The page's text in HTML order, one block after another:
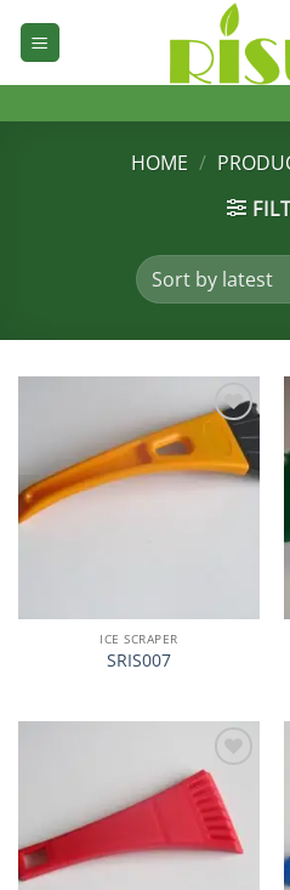
HOME /
加入
心愿
单
ICE SCRAPER
SRIS007
心愿
单